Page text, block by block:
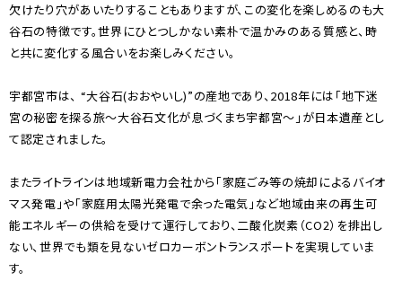
欠けたり穴があいたりすることもありますが、この変化を楽しめるのも大
谷石の特徴です。世界にひとつしかない素朴で温かみのある質感と、時
と共に変化する風合いをお楽しみください。
宇都宮市は、 “大谷石(おおやいし)”の産地であり、2018年には「地下迷
宮の秘密を探る旅〜大谷石文化が息づくまち宇都宮〜」が日本遺産とし
て認定されました。
またライトラインは地域新電力会社から「家庭ごみ等の焼却によるバイオ
マス発電」や「家庭用太陽光発電で余った電気」など地域由来の再生可
能エネルギーの供給を受けて運行しており、二酸化炭素（CO2）を排出し
ない、世界でも類を見ないゼロカーボントランスポートを実現していま
す。